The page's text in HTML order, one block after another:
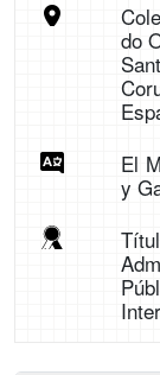
do
El
y